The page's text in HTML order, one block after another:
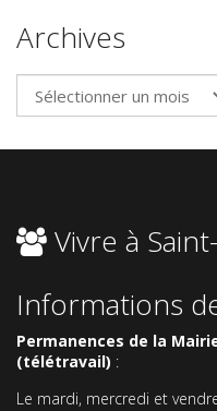
Archives
Archives
Vivre à
Informations
Permanences de la
(télétravail) :
Le mardi, mercredi et